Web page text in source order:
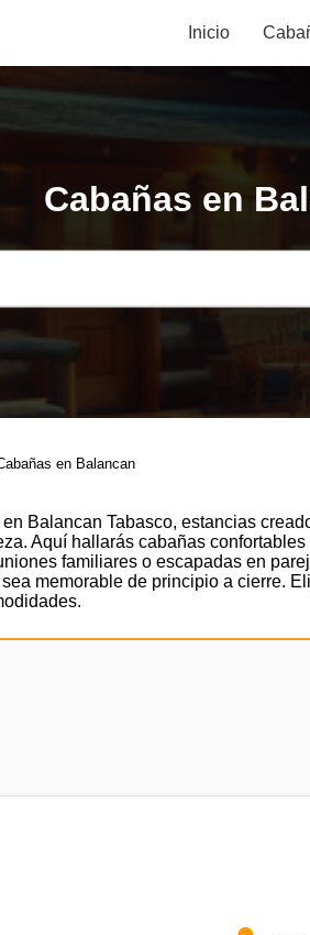
Inicio
Cabañas en
en Balancan
Balancan Tabasco, estancias
Aquí hallarás cabañas
familiares o escapadas en
memorable de principio a cierre.